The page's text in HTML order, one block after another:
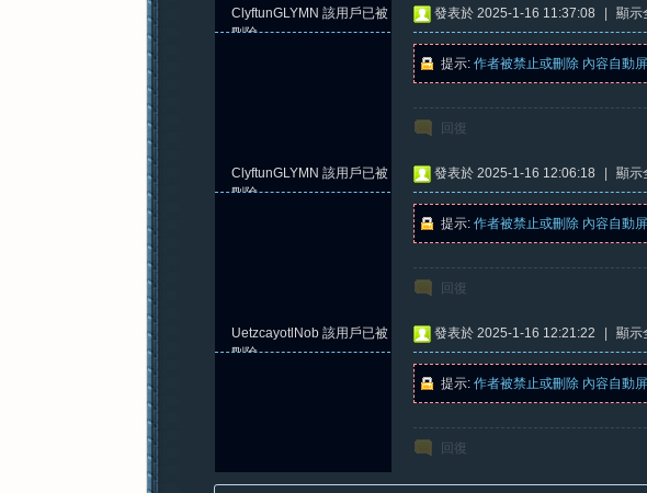
ClyftunGLYMN 該用戶已被
刪除
發表於 2025-1-16 11:37:08 顯示
提示: 作者被禁止或刪除 內容自動
回復
ClyftunGLYMN 該用戶已被
刪除
發表於 2025-1-16 12:06:18 顯示
提示: 作者被禁止或刪除 內容自動
回復
UetzcayotlNob 該用戶已被
刪除
發表於 2025-1-16 12:21:22 顯示
提示: 作者被禁止或刪除 內容自動
回復